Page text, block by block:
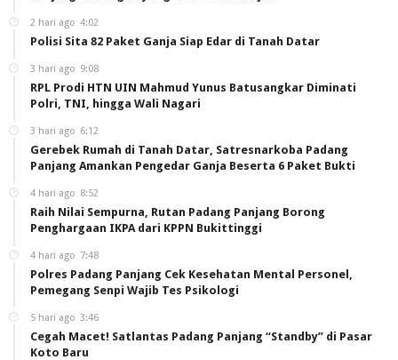
2 hari ago 4:02
Polisi Sita 82 Paket Ganja Siap Edar di Tanah Datar
3 hari ago 9:08
RPL Prodi HTN UIN Mahmud Yunus Batusangkar Diminati
Polri, TNI, hingga Wali Nagari
3 hari ago 6:12
Gerebek Rumah di Tanah Datar, Satresnarkoba Padang
Panjang Amankan Pengedar Ganja Beserta 6 Paket Bukti
4 hari ago 8:52
Raih Nilai Sempurna, Rutan Padang Panjang Borong
Penghargaan IKPA dari KPPN Bukittinggi
4 hari ago 7:48
Polres Padang Panjang Cek Kesehatan Mental Personel,
Pemegang Senpi Wajib Tes Psikologi
5 hari ago 3:46
Cegah Macet! Satlantas Padang Panjang “Standby” di Pasar
Koto Baru